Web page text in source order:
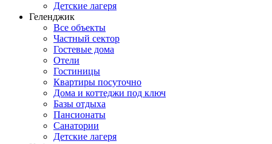
Детские лагеря
Геленджик
Все объекты
Частный сектор
Гостевые дома
Отели
Гостиницы
Квартиры посуточно
Дома и коттеджи под ключ
Базы отдыха
Пансионаты
Санатории
Детские лагеря